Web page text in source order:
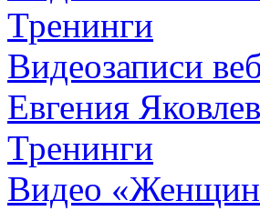
Тренинги
Видеозаписи
Евгения
Тренинги
Видео